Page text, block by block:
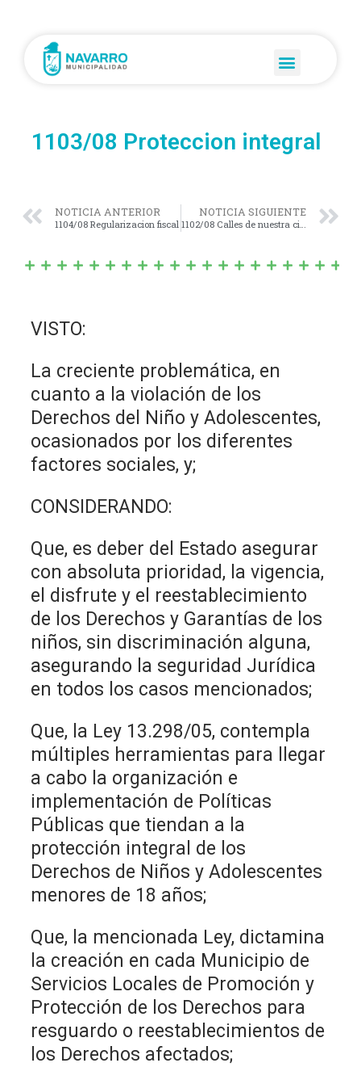
1103/08 Proteccion integral
NOTICIA ANTERIOR
1104/08 Regularizacion fiscal
NOTICIA SIGUIENTE
1102/08 Calles de nuestra ciudad
VISTO:
La creciente problemática, en
cuanto a la violación de los
Derechos del Niño y Adolescentes,
ocasionados por los diferentes
factores sociales, y;
CONSIDERANDO:
Que, es deber del Estado asegurar
con absoluta prioridad, la vigencia,
el disfrute y el reestablecimiento
de los Derechos y Garantías de los
niños, sin discriminación alguna,
asegurando la seguridad Jurídica
en todos los casos mencionados;
Que, la Ley 13.298/05, contempla
múltiples herramientas para llegar
a cabo la organización e
implementación de Políticas
Públicas que tiendan a la
protección integral de los
Derechos de Niños y Adolescentes
menores de 18 años;
Que, la mencionada Ley, dictamina
la creación en cada Municipio de
Servicios Locales de Promoción y
Protección de los Derechos para
resguardo o reestablecimientos de
los Derechos afectados;